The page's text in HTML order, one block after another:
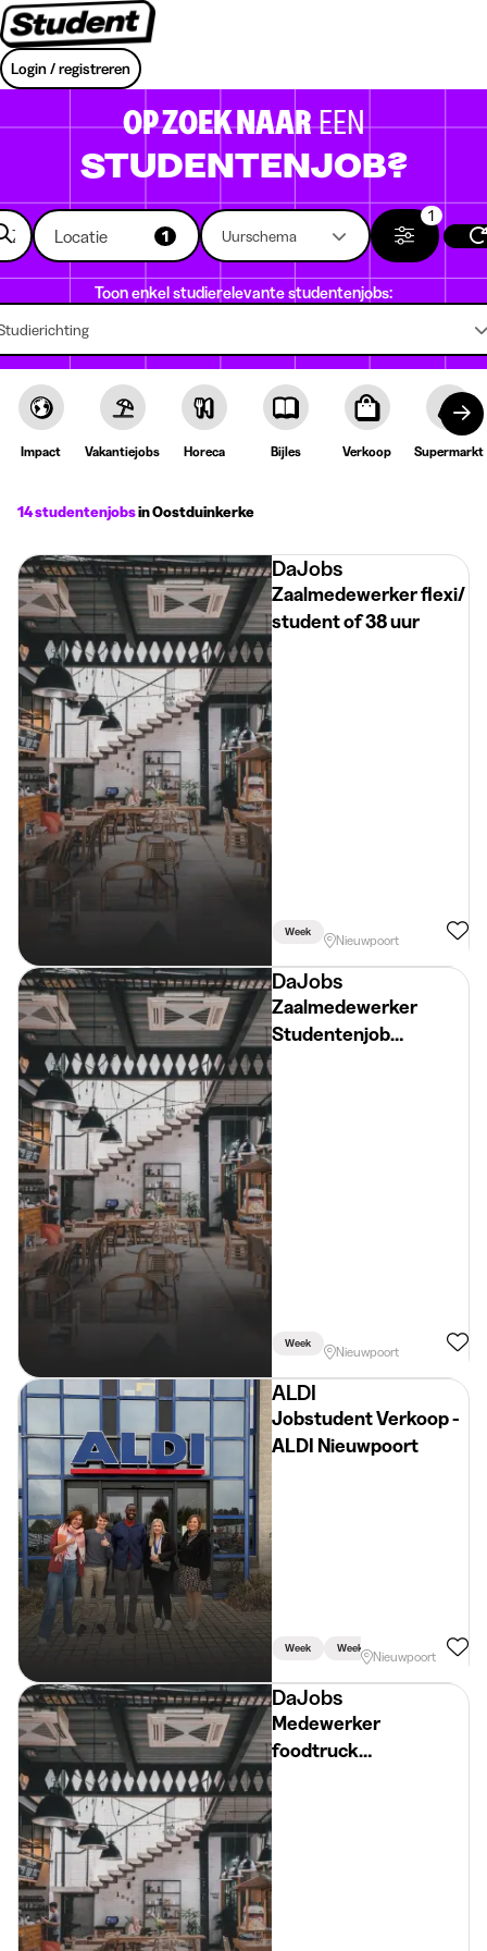
Login / registreren
OP ZOEK NAAREEN
STUDENTENJOB?
Locatie 1 Uurschema
1
Toon enkel studierelevante studentenjobs:
Impact Vakantiejobs Horeca Bijles Verkoop Supermarkt
14 studentenjobsin Oostduinkerke
DaJobs
Zaalmedewerker flexi/
student of 38 uur
Week
Nieuwpoort
DaJobs
Zaalmedewerker
Studentenjob
Week
Nieuwpoort
ALDI
Jobstudent Verkoop -
ALDI Nieuwpoort
Week Weekend
Nieuwpoort
DaJobs
Medewerker
foodtruck